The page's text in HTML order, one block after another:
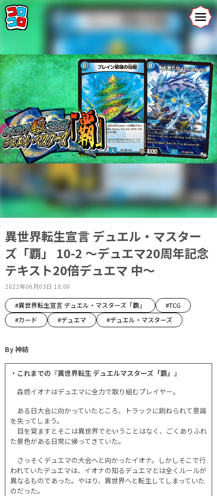
異世界転生宣言 デュエル・マスター
ズ「覇」 10-2 ～デュエマ20周年記念
テキスト20倍デュエマ 中～
2022年06月03日 18:00
#異世界転生宣言 デュエル・マスターズ「覇」
#TCG
#カード
#デュエマ #デュエル・マスターズ
By 神結
・これまでの『異世界転生 デュエルマスターズ「覇」』
森燃イオナはデュエマに全力で取り組むプレイヤー。
ある日大会に向かっていたところ、トラックに跳ねられて意識
を失ってしまう。
目を覚ますとそこは異世界で――ということはなく、ごくありふれ
た景色がある日常に帰ってきていた。
さっそくデュエマの大会へと向かったイオナ。しかしそこで行
われていたデュエマは、イオナの知るデュエマとは全くルールが
異なるものであった。やはり、異世界へと転生してしまっていた
のだった。